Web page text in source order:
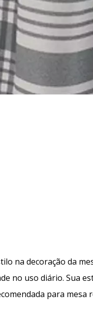
na decoração da
no uso diário. Sua
para mesa